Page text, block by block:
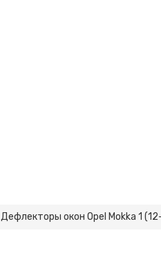
Дефлекторы окон Opel Mokka 1